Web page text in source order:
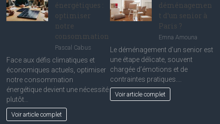
énergétiques :
optimiser
notre
consommation
Pascal Cabus
Face aux défis climatiques et
économiques actuels, optimiser
notre consommation
énergétique devient une nécessité
plutôt…
Voir article complet
déménagemen
t d’un senior à
Paris ?
Emna Amouna
Le déménagement d’un senior est
une étape délicate, souvent
chargée d’émotions et de
contraintes pratiques.…
Voir article complet